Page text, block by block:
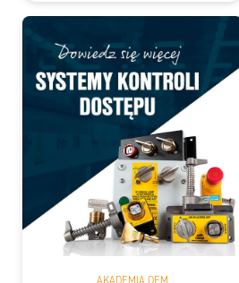
AKADEMIA OEM